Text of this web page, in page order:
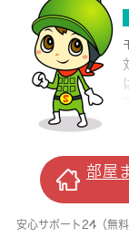
部屋
安心サポート24（無